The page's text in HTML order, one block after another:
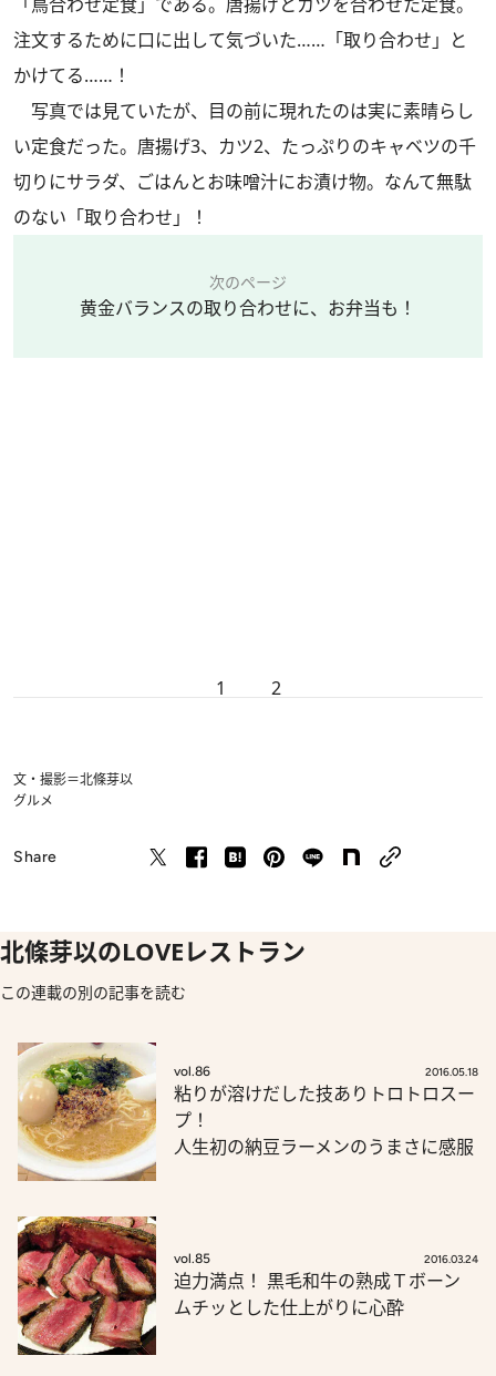
注文するために口に出して気づいた……「取り合わせ」と
かけてる……！
写真では見ていたが、目の前に現れたのは実に素晴らし
い定食だった。唐揚げ3、カツ2、たっぷりのキャベツの千
切りにサラダ、ごはんとお味噌汁にお漬け物。なんて無駄
のない「取り合わせ」！
次のページ
黄金バランスの取り合わせに、お弁当も！
1 2
文・撮影＝北條芽以
グルメ
Share
北條芽以のLOVEレストラン
この連載の別の記事を読む
vol.86 2016.05.18
粘りが溶けだした技ありトロトロスー
プ！
人生初の納豆ラーメンのうまさに感服
vol.85 2016.03.24
迫力満点！ 黒毛和牛の熟成Ｔボーン
ムチッとした仕上がりに心酔